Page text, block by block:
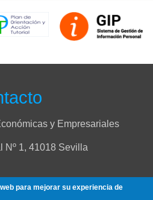
y Empresariales
Nº 1, 41018 Sevilla
para mejorar su experiencia de